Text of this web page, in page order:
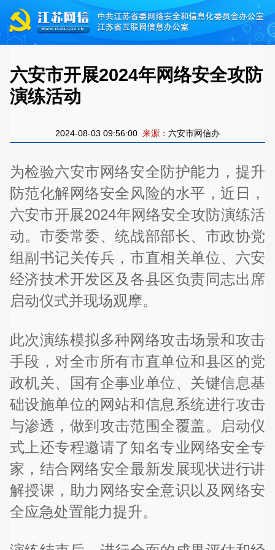
六安市开展2024年网络安全攻防
演练活动
2024-08-03 09:56:00 来源： 六安市网信办
为检验六安市网络安全防护能力，提升
防范化解网络安全风险的水平，近日，
六安市开展2024年网络安全攻防演练活
动。市委常委、统战部部长、市政协党
组副书记关传兵，市直相关单位、六安
经济技术开发区及各县区负责同志出席
启动仪式并现场观摩。
此次演练模拟多种网络攻击场景和攻击
手段，对全市所有市直单位和县区的党
政机关、国有企事业单位、关键信息基
础设施单位的网站和信息系统进行攻击
与渗透，做到攻击范围全覆盖。启动仪
式上还专程邀请了知名专业网络安全专
家，结合网络安全最新发展现状进行讲
解授课，助力网络安全意识以及网络安
全应急处置能力提升。